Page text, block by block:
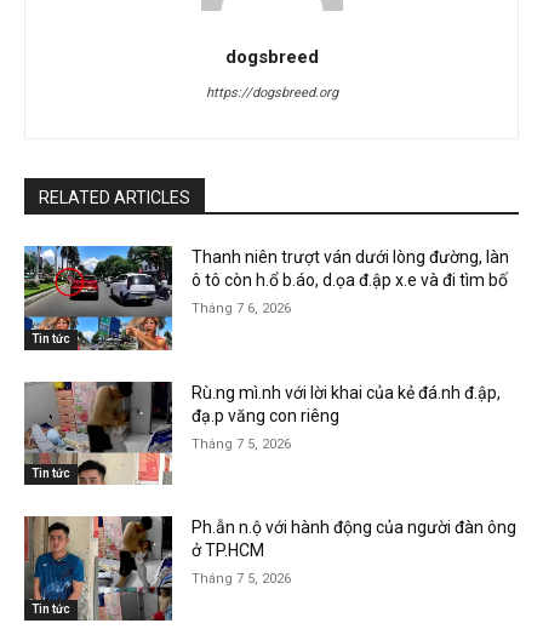
dogsbreed
https://dogsbreed.org
RELATED ARTICLES
Tin tức
Thanh niên trượt ván dưới lòng đường, làn
ô tô còn h.ổ b.áo, d.ọa đ.ập x.e và đi tìm bố
Tháng 7 6, 2026
Tin tức
Rù.ng mì.nh với lời khai của kẻ đá.nh đ.ập,
đạ.p văng con riêng
Tháng 7 5, 2026
Tin tức
Ph.ẫn n.ộ với hành động của người đàn ông
ở TP.HCM
Tháng 7 5, 2026